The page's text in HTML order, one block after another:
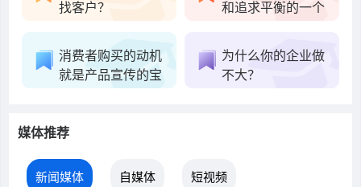
找客户？
和追求平衡的一个
消费者购买的动机
就是产品宣传的宝
为什么你的企业做
不大？
媒体推荐
新闻媒体 自媒体 短视频